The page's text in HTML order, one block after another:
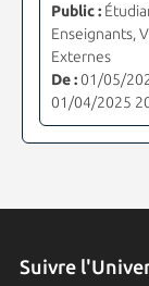
Public :
Enseignants,
Externes
De :01/05/
01/04/2025
Suivre